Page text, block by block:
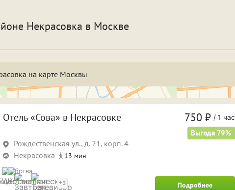
и отдохнуть
Для новобрачных
двое суток На трое суток
часа
4 часа 5 часов
9 часов
ночь
Некрасовка в Москве
на карте Москвы
Отель «Сова» в Некрасовке
Рождественская ул., д. 21, корп. 4
Некрасовка
13 мин
Удобства
+3
750 ₽ / 1 час
Выгода 79%
Подробнее